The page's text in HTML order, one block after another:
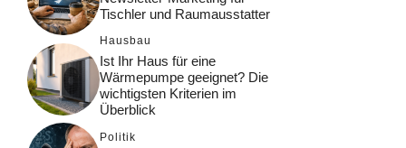
Tischler und Raumausstatter
Hausbau
Ist Ihr Haus für eine
Wärmepumpe geeignet? Die
wichtigsten Kriterien im
Überblick
Politik